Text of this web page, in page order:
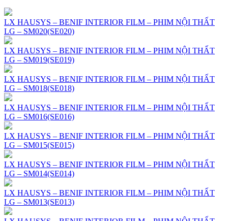
LX HAUSYS – BENIF INTERIOR FILM – PHIM NỘI THẤT
LG – SM020(SE020)
LX HAUSYS – BENIF INTERIOR FILM – PHIM NỘI THẤT
LG – SM019(SE019)
LX HAUSYS – BENIF INTERIOR FILM – PHIM NỘI THẤT
LG – SM018(SE018)
LX HAUSYS – BENIF INTERIOR FILM – PHIM NỘI THẤT
LG – SM016(SE016)
LX HAUSYS – BENIF INTERIOR FILM – PHIM NỘI THẤT
LG – SM015(SE015)
LX HAUSYS – BENIF INTERIOR FILM – PHIM NỘI THẤT
LG – SM014(SE014)
LX HAUSYS – BENIF INTERIOR FILM – PHIM NỘI THẤT
LG – SM013(SE013)